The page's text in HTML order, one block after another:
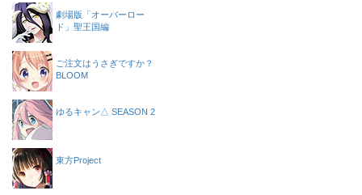
劇場版「オーバーロー
ド」聖王国編
ご注文はうさぎですか？
BLOOM
ゆるキャン△ SEASON 2
東方Project